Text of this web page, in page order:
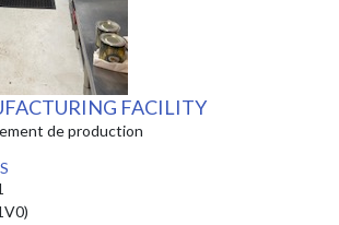
FACILITY
de production